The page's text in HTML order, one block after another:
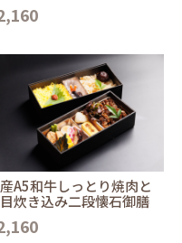
A5和牛しっとり焼肉と
炊き込み二段懐石御膳